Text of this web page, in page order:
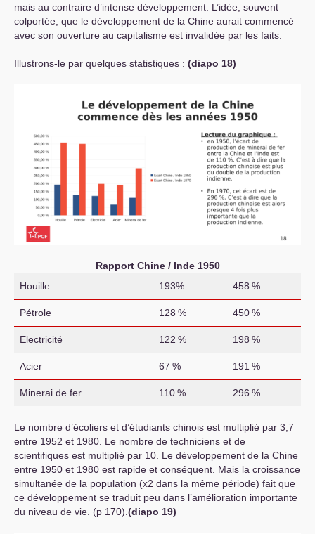
mais au contraire d’intense développement. L’idée, souvent
colportée, que le développement de la Chine aurait commencé
avec son ouverture au capitalisme est invalidée par les faits.
Illustrons-le par quelques statistiques : (diapo 18)
Rapport Chine / Inde 1950
Houille
193% 458 %
Pétrole 128 % 450%
Electricité 122 % 198 %
Acier 67 % 191%
Minerai de fer 110% 296 %
Le nombre d’écoliers et d’étudiants chinois est multiplié par 3,7
entre 1952 et 1980. Le nombre de techniciens et de
scientifiques est multiplié par 10. Le développement de la Chine
entre 1950 et 1980 est rapide et conséquent. Mais la croissance
simultanée de la population (x2 dans la même période) fait que
ce développement se traduit peu dans l’amélioration importante
du niveau de vie. (p 170).(diapo 19)